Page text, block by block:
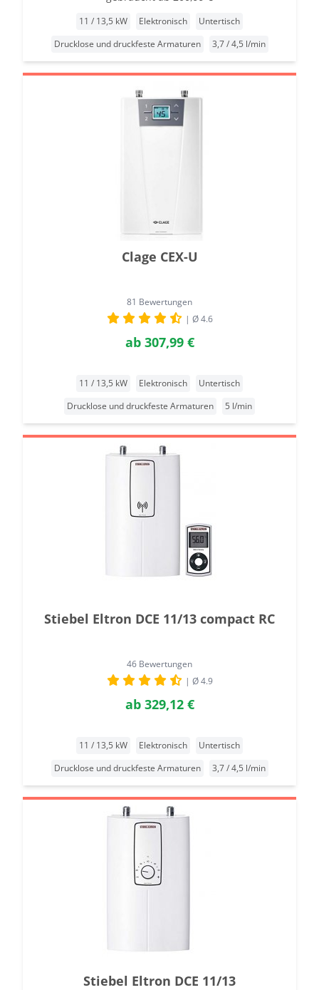
11 / 13,5 kW Elektronisch
Untertisch
Drucklose und druckfeste Armaturen
3,7 / 4,5 l/min
Clage CEX-U
81 Bewertungen
| Ø 4.6
ab307,99 €
11 / 13,5 kW Elektronisch
Untertisch
Drucklose und druckfeste Armaturen
5 l/min
Stiebel Eltron DCE 11/13 compact RC
46 Bewertungen
| Ø 4.9
ab329,12 €
11 / 13,5 kW Elektronisch
Untertisch
Drucklose und druckfeste Armaturen
3,7 / 4,5 l/min
Stiebel Eltron DCE 11/13